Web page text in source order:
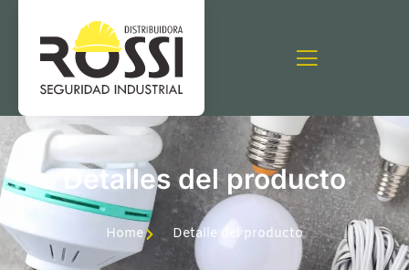
Detalles del producto
Home Detalle del producto